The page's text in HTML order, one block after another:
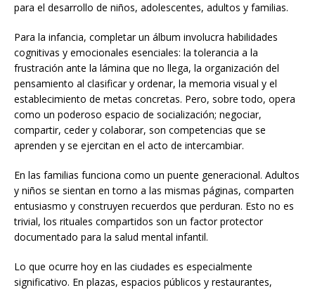
para el desarrollo de niños, adolescentes, adultos y familias.
Para la infancia, completar un álbum involucra habilidades
cognitivas y emocionales esenciales: la tolerancia a la
frustración ante la lámina que no llega, la organización del
pensamiento al clasificar y ordenar, la memoria visual y el
establecimiento de metas concretas. Pero, sobre todo, opera
como un poderoso espacio de socialización; negociar,
compartir, ceder y colaborar, son competencias que se
aprenden y se ejercitan en el acto de intercambiar.
En las familias funciona como un puente generacional. Adultos
y niños se sientan en torno a las mismas páginas, comparten
entusiasmo y construyen recuerdos que perduran. Esto no es
trivial, los rituales compartidos son un factor protector
documentado para la salud mental infantil.
Lo que ocurre hoy en las ciudades es especialmente
significativo. En plazas, espacios públicos y restaurantes,